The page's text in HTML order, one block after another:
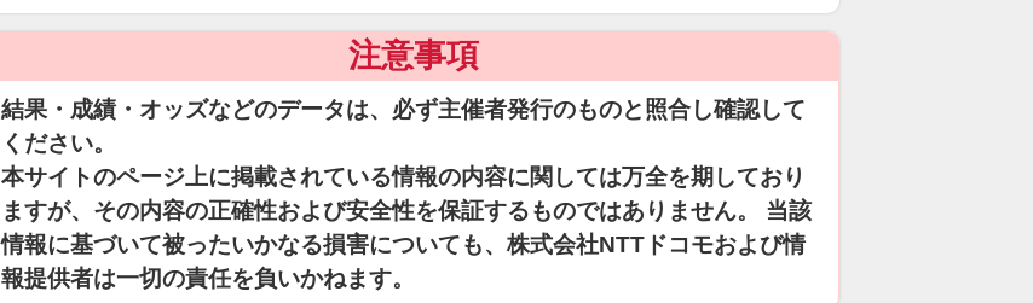
注意事項
結果・成績・オッズなどのデータは、必ず主催者発行のものと照合し確認して
ください。
本サイトのページ上に掲載されている情報の内容に関しては万全を期しており
ますが、その内容の正確性および安全性を保証するものではありません。 当該
情報に基づいて被ったいかなる損害についても、株式会社NTTドコモおよび情
報提供者は一切の責任を負いかねます。